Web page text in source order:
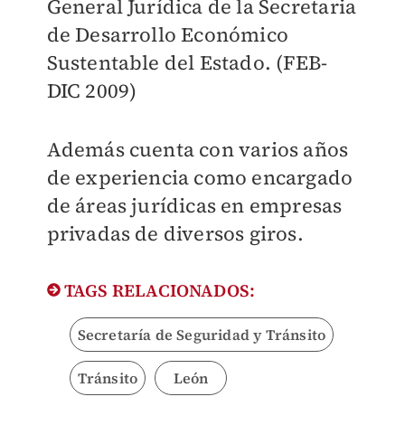
General Jurídica de la Secretaria
de Desarrollo Económico
Sustentable del Estado. (FEB-
DIC 2009)
Además cuenta con varios años
de experiencia como encargado
de áreas jurídicas en empresas
privadas de diversos giros.
TAGS RELACIONADOS:
Secretaría de Seguridad y Tránsito
Tránsito León